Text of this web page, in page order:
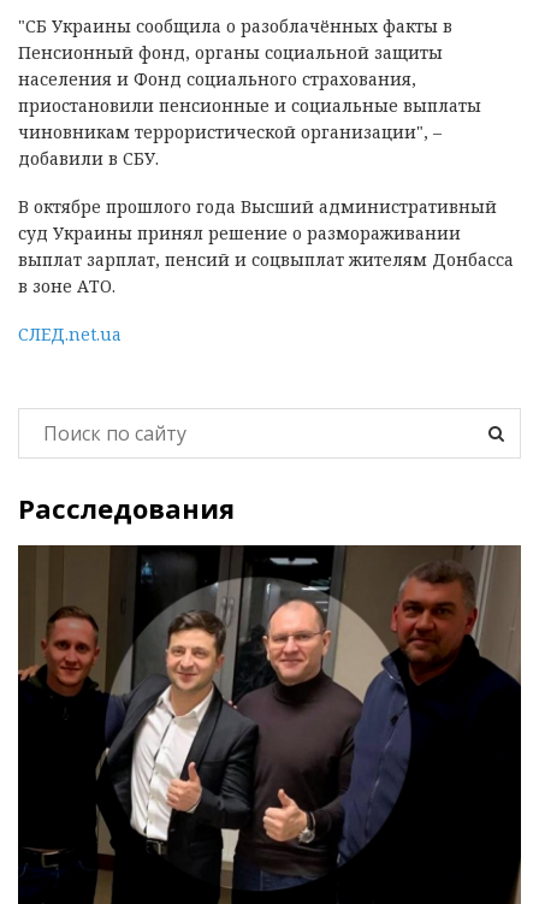
"СБ Украины сообщила о разоблачённых факты в
Пенсионный фонд, органы социальной защиты
населения и Фонд социального страхования,
приостановили пенсионные и социальные выплаты
чиновникам террористической организации", –
добавили в СБУ.
В октябре прошлого года Высший административный
суд Украины принял решение о размораживании
выплат зарплат, пенсий и соцвыплат жителям Донбасса
в зоне АТО.
СЛЕД.net.ua
Расследования